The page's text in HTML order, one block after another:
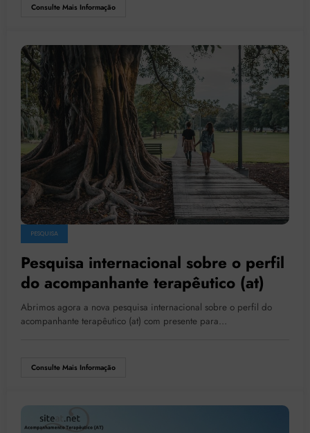
Consulte Mais Informação
PESQUISA
Pesquisa internacional sobre o perfil
do acompanhante terapêutico (at)
Abrimos agora a nova pesquisa internacional sobre o perfil do
acompanhante terapêutico (at) com presente para…
Consulte Mais Informação